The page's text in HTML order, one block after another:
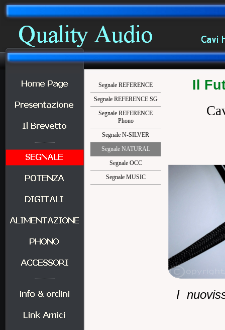
Segnale REFERENCE
Segnale REFERENCE SG
Segnale REFERENCE
Phono
Segnale N-SILVER
Segnale NATURAL
Segnale OCC
Segnale MUSIC
Il
I